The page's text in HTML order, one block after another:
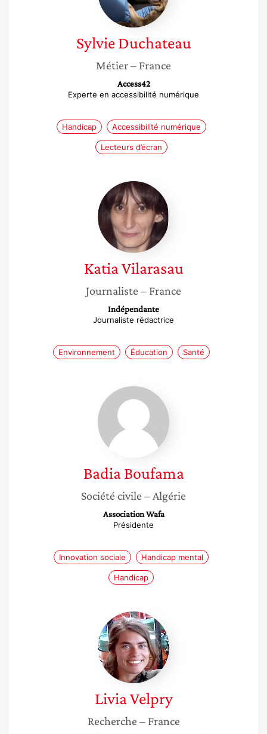
Sylvie Duchateau
Métier– France
Access42
Experte en accessibilité numérique
Handicap Accessibilité numérique
Lecteurs d’écran
Katia
Vilarasau
KatiaVilarasau
Journaliste – France
Indépendante
Journaliste rédactrice
Environnement Éducation Santé
Badia
Boufama
Badia Boufama
Société civile – Algérie
Association Wafa
Présidente
Innovation sociale Handicap mental
Handicap
Livia
Velpry
LiviaVelpry
Recherche – France